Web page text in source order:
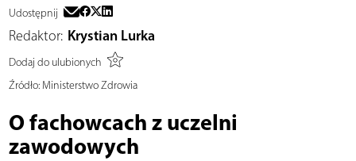
Udostępnij
Redaktor: Krystian Lurka
Dodaj do ulubionych
Źródło:Ministerstwo Zdrowia
O fachowcach z uczelni
zawodowych